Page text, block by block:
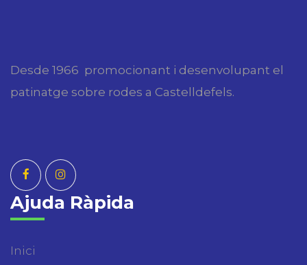
Desde 1966 promocionant i desenvolupant el
patinatge sobre rodes a Castelldefels.
Ajuda Ràpida
Inici